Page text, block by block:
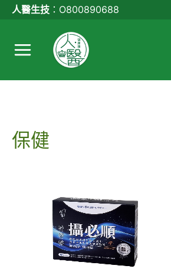
人醫生技 ： O800890688
保健
始
價
格：
NT$4,700。
前
價
格：
NT$4,200。